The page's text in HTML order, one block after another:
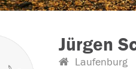
Jürgen
Laufenburg